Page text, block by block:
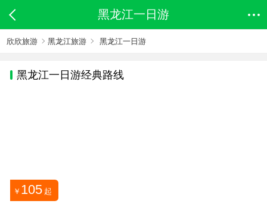
黑龙江一日游
欣欣旅游 黑龙江旅游 黑龙江一日游
黑龙江一日游经典路线
￥ 105 起